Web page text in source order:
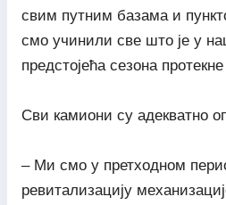
свим путним базама и
смо учинили све што је у
предстојећа сезона
Сви камиони су адекватно
– Ми смо у претходном
ревитализацију